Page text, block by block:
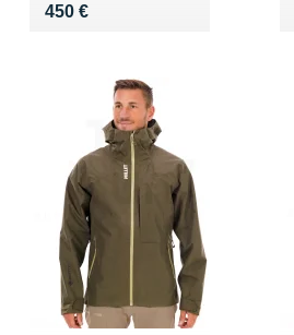
450 €
Vendu 450 €